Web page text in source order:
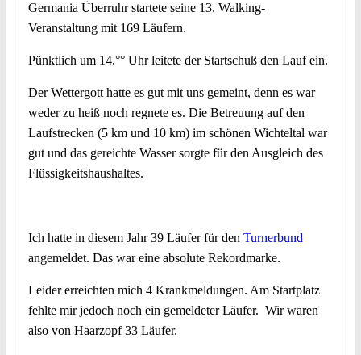
Germania Überruhr startete seine 13. Walking-
Veranstaltung mit 169 Läufern.
Pünktlich um 14.°° Uhr leitete der Startschuß den Lauf ein.
Der Wettergott hatte es gut mit uns gemeint, denn es war
weder zu heiß noch regnete es. Die Betreuung auf den
Laufstrecken (5 km und 10 km) im schönen Wichteltal war
gut und das gereichte Wasser sorgte für den Ausgleich des
Flüssigkeitshaushaltes.
Ich hatte in diesem Jahr 39 Läufer für den Turnerbund
angemeldet. Das war eine absolute Rekordmarke.
Leider erreichten mich 4 Krankmeldungen. Am Startplatz
fehlte mir jedoch noch ein gemeldeter Läufer. Wir waren
also von Haarzopf 33 Läufer.